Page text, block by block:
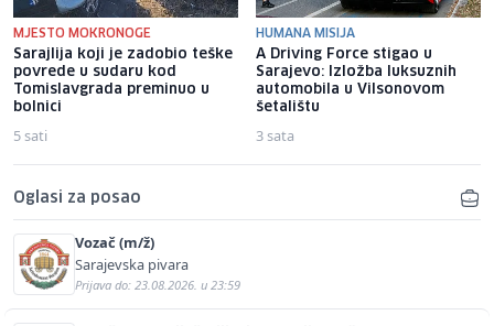
MJESTO MOKRONOGE
Sarajlija koji je zadobio teške
povrede u sudaru kod
Tomislavgrada preminuo u
bolnici
5 sati
HUMANA MISIJA
A Driving Force stigao u
Sarajevo: Izložba luksuznih
automobila u Vilsonovom
šetalištu
3 sata
Oglasi za posao
Vozač (m/ž)
Sarajevska pivara
Prijava do: 23.08.2026. u 23:59